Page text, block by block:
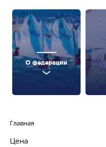
О федерации
Главная
Цена